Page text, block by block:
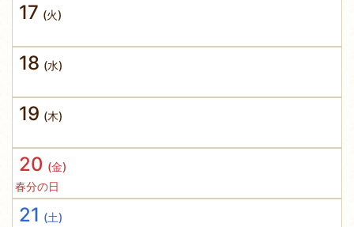
17 (火)
18 (水)
19 (木)
20 (金)
春分の日
21 (土)